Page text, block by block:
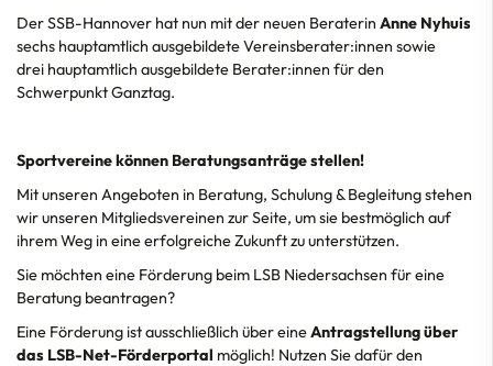
Der SSB-Hannover hat nun mit der neuen Beraterin Anne Nyhuis
sechs hauptamtlich ausgebildete Vereinsberater:innen sowie
drei hauptamtlich ausgebildete Berater:innen für den
Schwerpunkt Ganztag.
Sportvereine können Beratungsanträge stellen!
Mit unseren Angeboten in Beratung, Schulung & Begleitung stehen
wir unseren Mitgliedsvereinen zur Seite, um sie bestmöglich auf
ihrem Weg in eine erfolgreiche Zukunft zu unterstützen.
Sie möchten eine Förderung beim LSB Niedersachsen für eine
Beratung beantragen?
Eine Förderung ist ausschließlich über eineAntragstellung über
das LSB-Net-Förderportal möglich! Nutzen Sie dafür den